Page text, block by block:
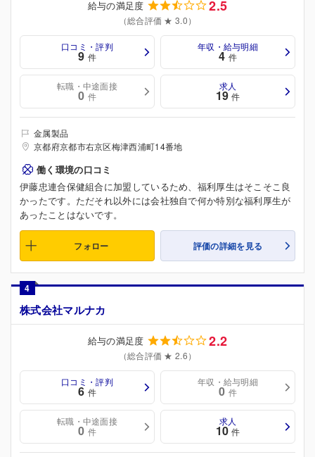
給与の満足度 2.5
（総合評価 ★ 3.0）
口コミ・評判
9 件
年収・給与明細
4 件
転職・中途面接
0 件
求人
19 件
金属製品
京都府京都市右京区梅津西浦町14番地
働く環境の口コミ
伊藤忠連合保健組合に加盟しているため、福利厚生はそこそこ良
かったです。ただそれ以外には会社独自で何か特別な福利厚生が
あったことはないです。
フォロー 評価の詳細を見る
4
株式会社マルナカ
給与の満足度 2.2
（総合評価 ★ 2.6）
口コミ・評判
6 件
年収・給与明細
0 件
転職・中途面接
0 件
求人
10 件